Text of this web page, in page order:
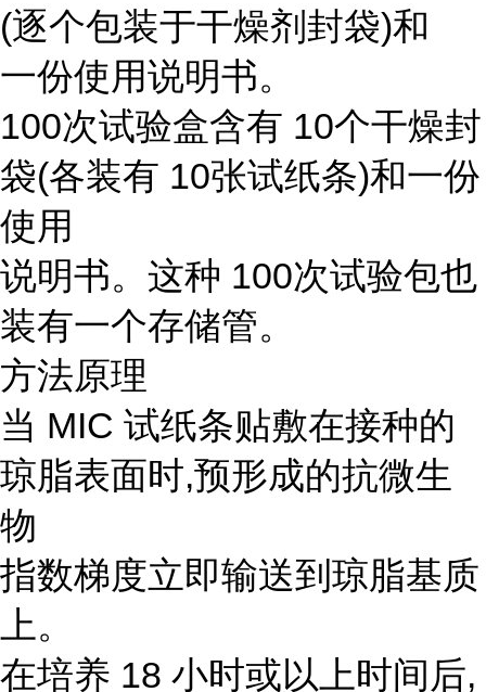
(逐个包装于干燥剂封袋)和
一份使用说明书。
100次试验盒含有 10个干燥封
袋(各装有 10张试纸条)和一份
使用
说明书。这种 100次试验包也
装有一个存储管。
方法原理
当 MIC 试纸条贴敷在接种的
琼脂表面时,预形成的抗微生
物
指数梯度立即输送到琼脂基质
上。
在培养 18 小时或以上时间后,